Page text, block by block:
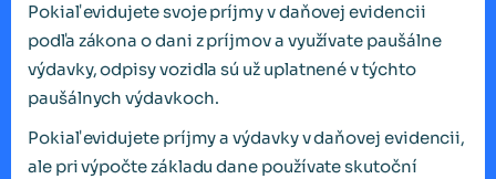
Pokiaľ evidujete svoje príjmy v daňovej evidencii
podľa zákona o dani z príjmov a využívate paušálne
výdavky, odpisy vozidla sú už uplatnené v týchto
paušálnych výdavkoch.
Pokiaľ evidujete príjmy a výdavky v daňovej evidencii,
ale pri výpočte základu dane používate skutoční